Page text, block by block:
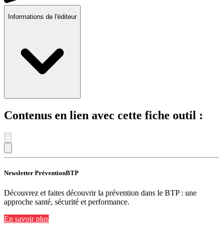
Informations de l'éditeur
Contenus en lien avec cette fiche outil :
Newsletter PréventionBTP
Découvrez et faites découvrir la prévention dans le BTP : une
approche santé, sécurité et performance.
En savoir plus